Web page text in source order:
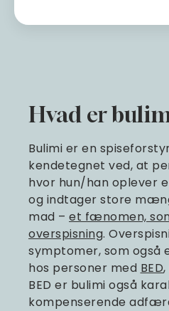
Hvad er
Bulimi er en
kendetegnet ved, at
hvor hun/han oplever
og indtager store
mad – et fænomen,
overspisning.
symptomer, som
hos personer med BED
BED er bulimi også
kompenserende